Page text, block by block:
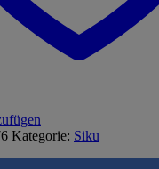
Kategorie: Siku